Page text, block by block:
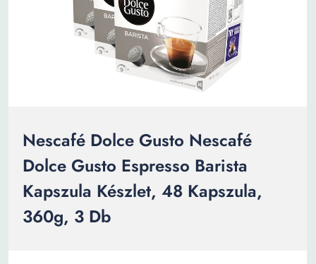
Nescafé Dolce Gusto Nescafé
Dolce Gusto Espresso Barista
Kapszula Készlet, 48 Kapszula,
360g, 3 Db